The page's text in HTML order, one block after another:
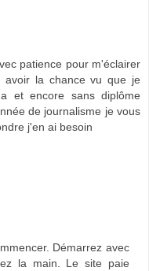
patience pour m'éclairer
la chance vu que je
et encore sans diplôme
de journalisme je vous
j'en ai besoin
Démarrez avec
la main. Le site paie